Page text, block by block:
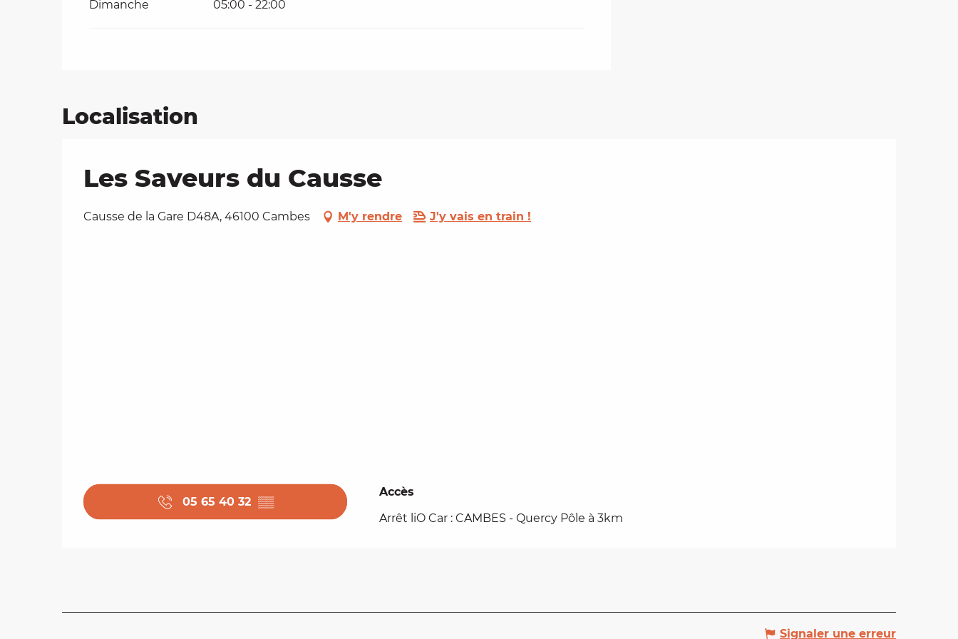
Dimanche 05:00 - 22:00
Localisation
Les Saveurs du Causse
Causse de la Gare D48A, 46100 Cambes M'y rendre J'y vais en train !
05 65 40 32 ▒▒
Accès
Accès
Arrêt liO Car : CAMBES - Quercy Pôle à 3km
Signaler une erreur